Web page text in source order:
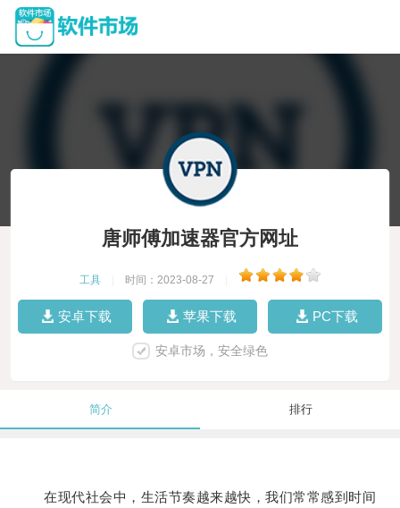
唐师傅加速器官方网址
工具 时间：2023-08-27
安卓下载 苹果下载 PC下载
安卓市场，安全绿色
简介 排行
在现代社会中，生活节奏越来越快，我们常常感到时间